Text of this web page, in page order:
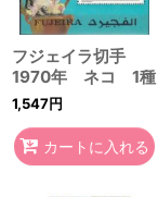
フジェイラ切手
1970年 ネコ 1種
1,547円
カートに入れる